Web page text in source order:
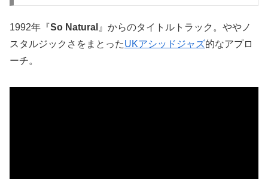
1992年『So Natural 』からのタイトルトラック。ややノ
スタルジックさをまとったUKアシッドジャズ的なアプロ
ーチ。